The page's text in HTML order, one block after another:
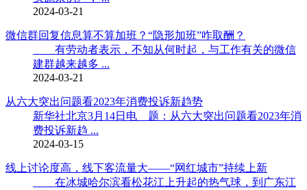
2024-03-21
微信群回复信息算不算加班？“隐形加班”咋取酬？
有劳动者表示，不知从何时起，与工作有关的微信
建群越来越多 ...
2024-03-21
从六大突出问题看2023年消费投诉新趋势
新华社北京3月14日电 题：从六大突出问题看2023年消
费投诉新趋 ...
2024-03-15
线上讨论度高，线下客流量大——“网红城市”持续上新
在冰城哈尔滨看松花江上升起的热气球，到广东江